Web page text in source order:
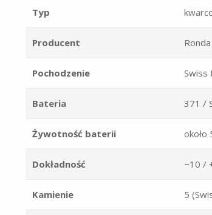
Typ
Producent
Pochodzenie Swiss
Bateria 371 /
Żywotność baterii około
Dokładność −10 /
Kamienie 5